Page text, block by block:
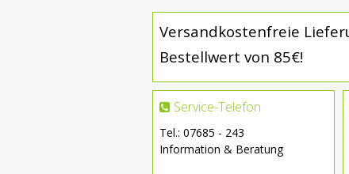
Versandkostenfreie
Bestellwert von 85€!
Service-Telefon
Tel.: 07685 - 243
Information & Beratung